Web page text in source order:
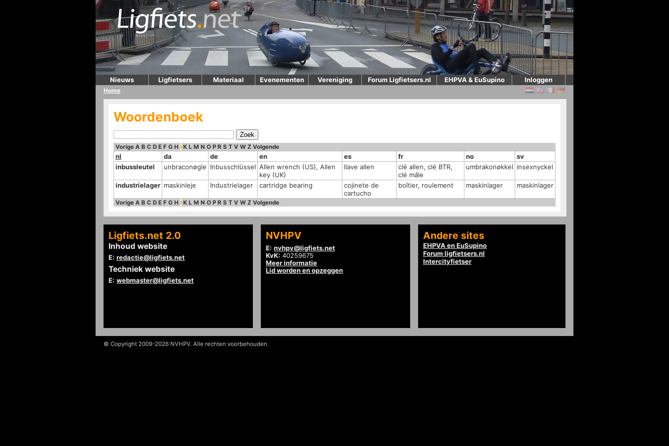
Nieuws Ligfietsers Materiaal Evenementen Vereniging Forum Ligfietsers.nl EHPVA & EuSupino Inloggen
Home
Woordenboek
Vorige A B C D E F G H I K L M N O P R S T V W Z Volgende
nl da de en es fr no
sv
inbussleutel
unbraconøgle Inbusschlüssel Allen wrench (US), Allen
key (UK)
llave allen
clé allen, clé BTR,
clé mâle
umbrakonøkkel insexnyckel
industrielager maskinleje Industrielager cartridge bearing
cojinete de
cartucho
boîtier, roulement maskinlager maskinlager
Vorige A B C D E F G H I K L M N O P R S T V W Z Volgende
Ligfiets.net 2.0
Inhoud website
E: redactie@ligfiets.net
Techniek website
E: webmaster@ligfiets.net
NVHPV
E: nvhpv@ligfiets.net
KvK: 40259675
Meer informatie
Lid worden en opzeggen
Andere sites
EHPVA en EuSupino
Forum ligfietsers.nl
Intercityfietser
© Copyright 2009-2026 NVHPV. Alle rechten voorbehouden.